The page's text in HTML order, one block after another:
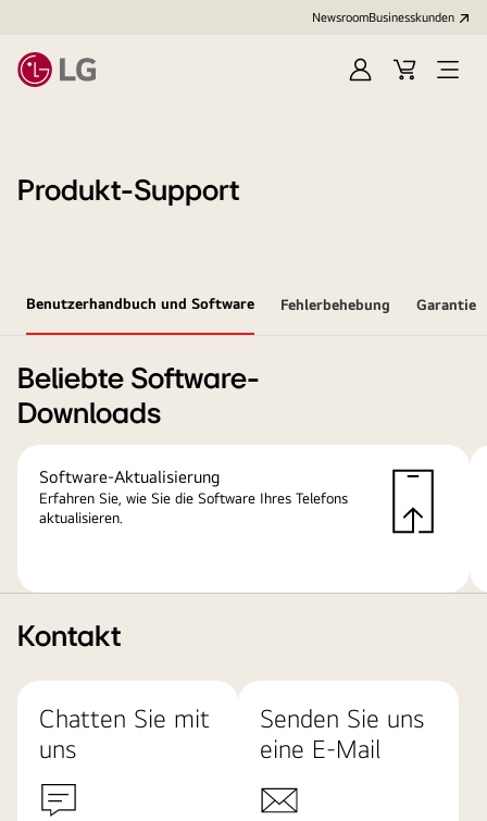
NewsroomBusinesskunden
AnmeldenWarenkorb
Menü
Produkt-Support
Benutzerhandbuch und Software Fehlerbehebung Garantie
Beliebte Software-
Downloads
Software-Aktualisierung
Erfahren Sie, wie Sie die Software Ihres Telefons
aktualisieren.
Kontakt
Chatten Sie mit
uns
Senden Sie uns
eine E-Mail